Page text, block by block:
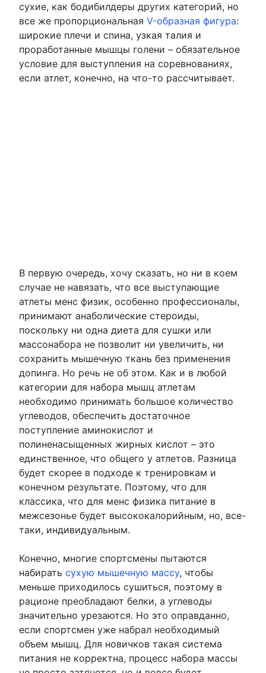
сухие, как бодибилдеры других категорий, но
все же пропорциональная V-образная фигура:
широкие плечи и спина, узкая талия и
проработанные мышцы голени – обязательное
условие для выступления на соревнованиях,
если атлет, конечно, на что-то рассчитывает.
В первую очередь, хочу сказать, но ни в коем
случае не навязать, что все выступающие
атлеты менс физик, особенно профессионалы,
принимают анаболические стероиды,
поскольку ни одна диета для сушки или
массонабора не позволит ни увеличить, ни
сохранить мышечную ткань без применения
допинга. Но речь не об этом. Как и в любой
категории для набора мышц атлетам
необходимо принимать большое количество
углеводов, обеспечить достаточное
поступление аминокислот и
полиненасыщенных жирных кислот – это
единственное, что общего у атлетов. Разница
будет скорее в подходе к тренировкам и
конечном результате. Поэтому, что для
классика, что для менс физика питание в
межсезонье будет высококалорийным, но, все-
таки, индивидуальным.
Конечно, многие спортсмены пытаются
набирать сухую мышечную массу, чтобы
меньше приходилось сушиться, поэтому в
рационе преобладают белки, а углеводы
значительно урезаются. Но это оправданно,
если спортсмен уже набрал необходимый
объем мышц. Для новичков такая система
питания не корректна, процесс набора массы